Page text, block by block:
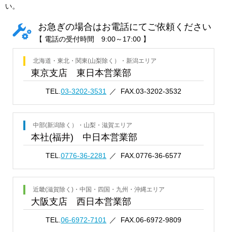
い。
お急ぎの場合はお電話にてご依頼ください
【 電話の受付時間 9:00～17:00 】
北海道・東北・関東(山梨除く）・新潟エリア
東京支店 東日本営業部
TEL. 03-3202-3531 FAX.03-3202-3532
中部(新潟除く）・山梨・滋賀エリア
本社(福井) 中日本営業部
TEL. 0776-36-2281 FAX.0776-36-6577
近畿(滋賀除く)・中国・四国・九州・沖縄エリア
大阪支店 西日本営業部
TEL. 06-6972-7101 FAX.06-6972-9809